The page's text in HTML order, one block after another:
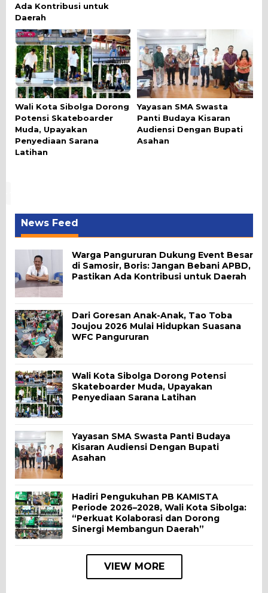
Ada Kontribusi untuk
Daerah
Wali Kota Sibolga Dorong
Potensi Skateboarder
Muda, Upayakan
Penyediaan Sarana
Latihan
Yayasan SMA Swasta
Panti Budaya Kisaran
Audiensi Dengan Bupati
Asahan
News Feed
Warga Pangururan Dukung Event Besar
di Samosir, Boris: Jangan Bebani APBD,
Pastikan Ada Kontribusi untuk Daerah
Dari Goresan Anak-Anak, Tao Toba
Joujou 2026 Mulai Hidupkan Suasana
WFC Pangururan
Wali Kota Sibolga Dorong Potensi
Skateboarder Muda, Upayakan
Penyediaan Sarana Latihan
Yayasan SMA Swasta Panti Budaya
Kisaran Audiensi Dengan Bupati
Asahan
Hadiri Pengukuhan PB KAMISTA
Periode 2026–2028, Wali Kota Sibolga:
“Perkuat Kolaborasi dan Dorong
Sinergi Membangun Daerah”
VIEW MORE